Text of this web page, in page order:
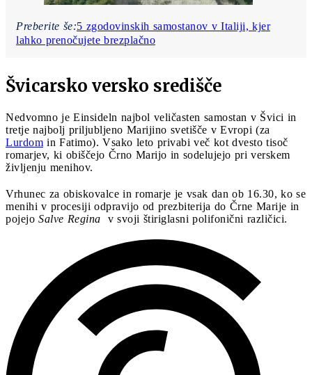
Preberite še:5 zgodovinskih samostanov v Italiji, kjer
lahko prenočujete brezplačno
Švicarsko versko središče
Nedvomno je Einsideln najbol veličasten samostan v Švici in
tretje najbolj priljubljeno Marijino svetišče v Evropi (za
Lurdom in Fatimo). Vsako leto privabi več kot dvesto tisoč
romarjev, ki obiščejo Črno Marijo in sodelujejo pri verskem
življenju menihov.
Vrhunec za obiskovalce in romarje je vsak dan ob 16.30, ko se
menihi v procesiji odpravijo od prezbiterija do Črne Marije in
pojejo Salve Regina v svoji štiriglasni polifonični različici.